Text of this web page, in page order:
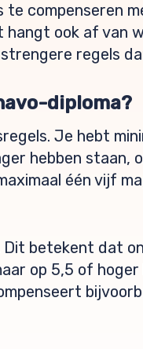
compenseren
hangt ook af van
regels
diploma?
Je hebt
hebben staan,
één vijf
betekent dat
op 5,5 of